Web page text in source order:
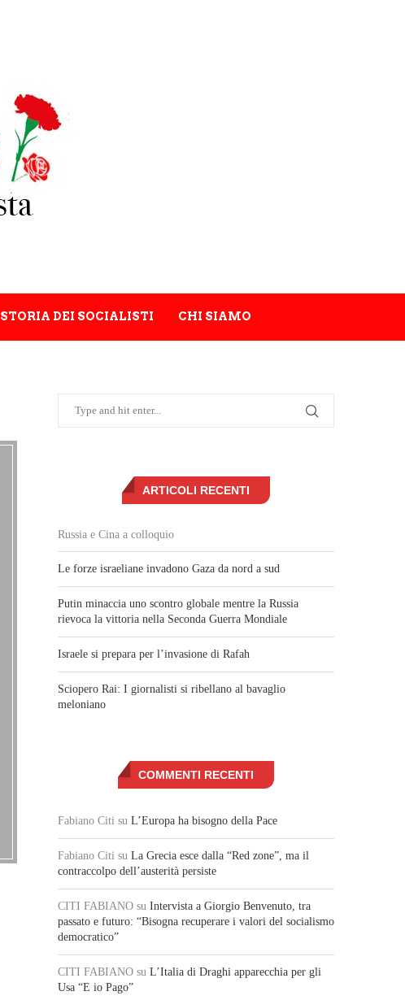
STORIA DEI SOCIALISTI CHI SIAMO
ARTICOLI RECENTI
Russia e Cina a colloquio
Le forze israeliane invadono Gaza da nord a sud
Putin minaccia uno scontro globale mentre la Russia
rievoca la vittoria nella Seconda Guerra Mondiale
Israele si prepara per l’invasione di Rafah
Sciopero Rai: I giornalisti si ribellano al bavaglio
meloniano
COMMENTI RECENTI
Fabiano Citi su L’Europa ha bisogno della Pace
Fabiano Citi su La Grecia esce dalla “Red zone”, ma il
contraccolpo dell’austerità persiste
CITI FABIANO su Intervista a Giorgio Benvenuto, tra
passato e futuro: “Bisogna recuperare i valori del socialismo
democratico”
CITI FABIANO su L’Italia di Draghi apparecchia per gli
Usa “E io Pago”